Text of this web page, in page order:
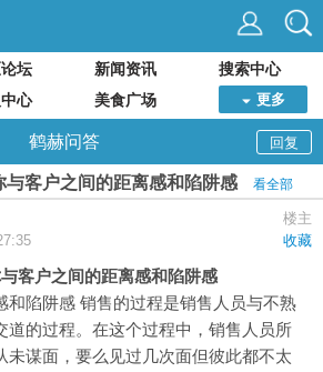
坛 新闻资讯
搜索中心
心 美食广场 更多
回复
鹤赫问答
客户之间的距离感和陷阱感 看全部
楼主
收藏
客户之间的距离感和陷阱感
和陷阱感 销售的过程是销售人员与不熟
道的过程。在这个过程中，销售人员所
未谋面，要么见过几次面但彼此都不太